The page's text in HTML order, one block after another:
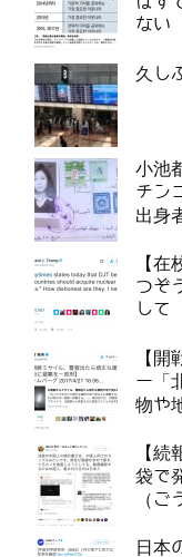
ない
久し
小池
チン
出身
【
つぞ
して
【
ー「
物や
【
袋で
（
日本